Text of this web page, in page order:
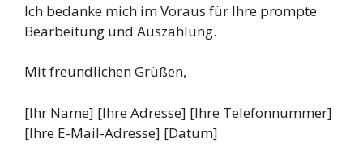
Ich bedanke mich im Voraus für Ihre prompte
Bearbeitung und Auszahlung.
Mit freundlichen Grüßen,
[Ihr Name] [Ihre Adresse] [Ihre Telefonnummer]
[Ihre E-Mail-Adresse] [Datum]